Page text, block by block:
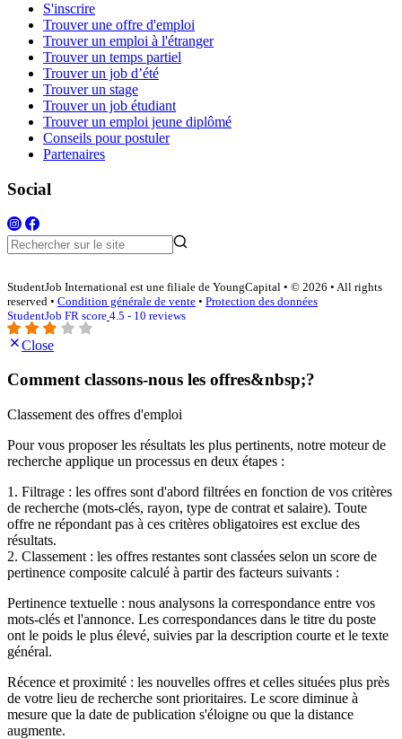
S'inscrire
Trouver une offre d'emploi
Trouver un emploi à l'étranger
Trouver un temps partiel
Trouver un job d’été
Trouver un stage
Trouver un job étudiant
Trouver un emploi jeune diplômé
Conseils pour postuler
Partenaires
Social
StudentJob International est une filiale de YoungCapital • © 2026 • All rights
reserved • Condition générale de vente • Protection des données
StudentJob FR score 4.5 - 10 reviews
Close
Comment classons-nous les offres&nbsp;?
Classement des offres d'emploi
Pour vous proposer les résultats les plus pertinents, notre moteur de
recherche applique un processus en deux étapes :
1. Filtrage : les offres sont d'abord filtrées en fonction de vos critères
de recherche (mots-clés, rayon, type de contrat et salaire). Toute
offre ne répondant pas à ces critères obligatoires est exclue des
résultats.
2. Classement : les offres restantes sont classées selon un score de
pertinence composite calculé à partir des facteurs suivants :
Pertinence textuelle : nous analysons la correspondance entre vos
mots-clés et l'annonce. Les correspondances dans le titre du poste
ont le poids le plus élevé, suivies par la description courte et le texte
général.
Récence et proximité : les nouvelles offres et celles situées plus près
de votre lieu de recherche sont prioritaires. Le score diminue à
mesure que la date de publication s'éloigne ou que la distance
augmente.